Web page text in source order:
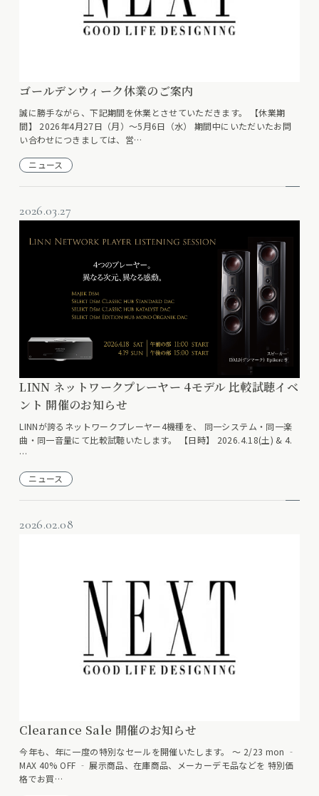
ゴールデンウィーク休業のご案内
誠に勝手ながら、下記期間を休業とさせていただきます。 【休業期
間】 2026年4月27日（月）～5月6日（水） 期間中にいただいたお問
い合わせにつきましては、営…
ニュース
2026.03.27
LINN ネットワークプレーヤー 4モデル 比較試聴イベ
ント 開催のお知らせ
LINNが誇るネットワークプレーヤー4機種を、 同一システム・同一楽
曲・同一音量にて比較試聴いたします。 【日時】 2026.4.18(土) & 4.
…
ニュース
2026.02.08
Clearance Sale 開催のお知らせ
今年も、年に一度の特別なセールを開催いたします。 ～ 2/23 mon ‐
MAX 40% OFF ‐ 展示商品、在庫商品、メーカーデモ品などを 特別価
格でお買…